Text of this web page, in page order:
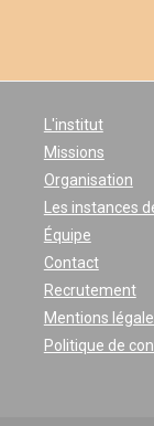
L'institut
Missions
Organisation
Les instances
Équipe
Contact
Recrutement
Mentions
Politique de